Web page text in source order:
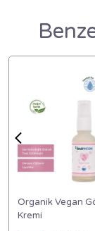
Organik Vegan
Kremi